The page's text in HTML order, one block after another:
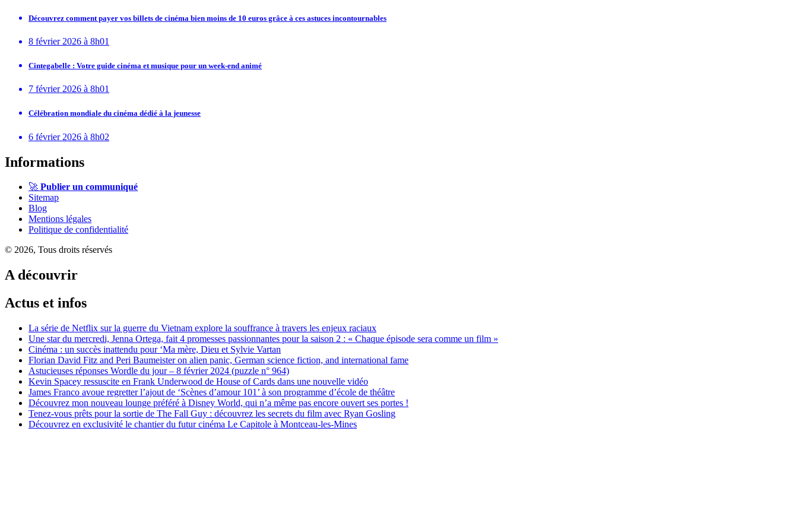
Découvrez comment payer vos billets de cinéma bien moins de 10 euros grâce à ces astuces incontournables
8 février 2026 à 8h01
Cintegabelle : Votre guide cinéma et musique pour un week-end animé
7 février 2026 à 8h01
Célébration mondiale du cinéma dédié à la jeunesse
6 février 2026 à 8h02
Informations
🚀 Publier un communiqué
Sitemap
Blog
Mentions légales
Politique de confidentialité
© 2026, Tous droits réservés
A découvrir
Actus et infos
La série de Netflix sur la guerre du Vietnam explore la souffrance à travers les enjeux raciaux
Une star du mercredi, Jenna Ortega, fait 4 promesses passionnantes pour la saison 2 : « Chaque épisode sera comme un film »
Cinéma : un succès inattendu pour ‘Ma mère, Dieu et Sylvie Vartan
Florian David Fitz and Peri Baumeister on alien panic, German science fiction, and international fame
Astucieuses réponses Wordle du jour – 8 février 2024 (puzzle n° 964)
Kevin Spacey ressuscite en Frank Underwood de House of Cards dans une nouvelle vidéo
James Franco avoue regretter l’ajout de ‘Scènes d’amour 101’ à son programme d’école de théâtre
Découvrez mon nouveau lounge préféré à Disney World, qui n’a même pas encore ouvert ses portes !
Tenez-vous prêts pour la sortie de The Fall Guy : découvrez les secrets du film avec Ryan Gosling
Découvrez en exclusivité le chantier du futur cinéma Le Capitole à Montceau-les-Mines